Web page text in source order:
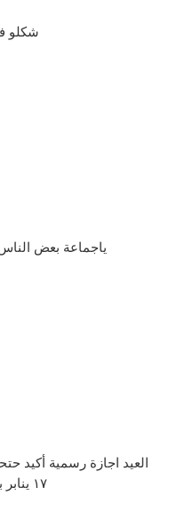
شكلو
ياجماعة بعض
العيد اجازة رسمية أكيد
١٧ ينابر بمعنى لا يسري علينا القرارات